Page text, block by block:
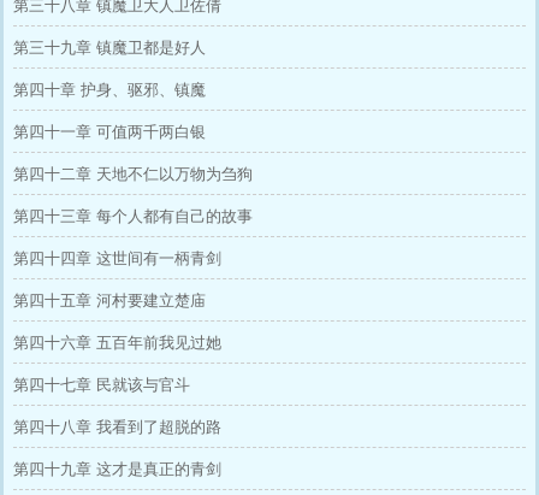
第三十八章 镇魔卫大人卫佐倩
第三十九章 镇魔卫都是好人
第四十章 护身、驱邪、镇魔
第四十一章 可值两千两白银
第四十二章 天地不仁以万物为刍狗
第四十三章 每个人都有自己的故事
第四十四章 这世间有一柄青剑
第四十五章 河村要建立楚庙
第四十六章 五百年前我见过她
第四十七章 民就该与官斗
第四十八章 我看到了超脱的路
第四十九章 这才是真正的青剑